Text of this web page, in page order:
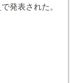
で発表された。